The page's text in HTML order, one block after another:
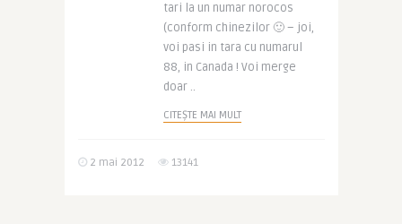
tari la un numar norocos
(conform chinezilor 🙂 – joi,
voi pasi in tara cu numarul
88, in Canada ! Voi merge
doar ..
CITEȘTE MAI MULT
2 mai 2012 13141